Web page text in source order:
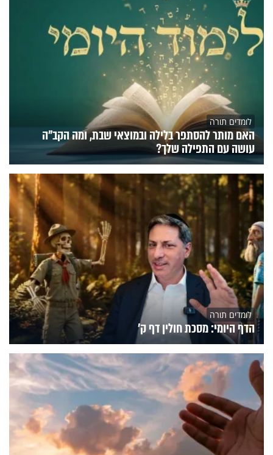
לומדים תורה
האם מותר להסתפר בלילה ובמוצאי שבת, ומה הקב"ה
עושה עם התפילה שלך?
לומדים תורה
הדף היומי: מסכת חולין דף ק'